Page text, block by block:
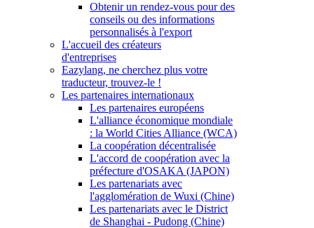
Obtenir un rendez-vous pour des
conseils ou des informations
personnalisés à l'export
L'accueil des créateurs
d'entreprises
Eazylang, ne cherchez plus votre
traducteur, trouvez-le !
Les partenaires internationaux
Les partenaires européens
L'alliance économique mondiale
: la World Cities Alliance (WCA)
La coopération décentralisée
L'accord de coopération avec la
préfecture d'OSAKA (JAPON)
Les partenariats avec
l'agglomération de Wuxi (Chine)
Les partenariats avec le District
de Shanghai - Pudong (Chine)